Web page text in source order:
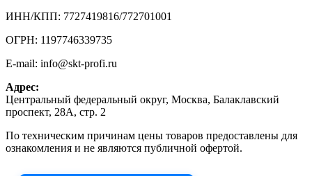
ИНН/КПП: 7727419816/772701001
ОГРН: 1197746339735
E-mail: info@skt-profi.ru
Адрес:
Центральный федеральный округ, Москва, Балаклавский
проспект, 28А, стр. 2
По техническим причинам цены товаров предоставлены для
ознакомления и не являются публичной офертой.